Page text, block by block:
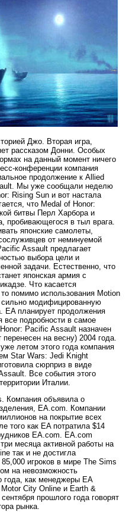
Джо. Вторая игра,
рассказом Донни. Особых
на данный момент ничего
конференции компания
продолжение к Allied
Мы уже сообщали неделю
Rising Sun и вот настала
что Medal of Honor:
битвы Перл Харбора и
пробивающегося в тыл врага.
японские самолеты,
от неминуемой
Assault предлагает
выбора цели и
задачи. Естественно, что
японская армия с
Что касается
помимо использования Motion
модифицированную
EA планирует продолжения
подробности в самое
Pacific Assault назначен
на весну) 2004 года.
летом этого года компания
Star Wars: Jedi Knight
сюрприз в виде
Все события этого
Италии.
Компания объявила о
EA.com. Компании
на покрытие всех
того как EA потратила $14
EA.com. EA.com
месяца активной работы на
так и не достигла
игроков в мире The Sims
на невозможность
года, как менеджеры EA
City Online и Earth &
прошлого года говорят
рынка.